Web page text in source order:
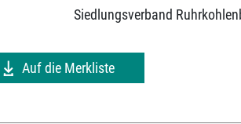
Siedlungsverband
Auf die Merkliste